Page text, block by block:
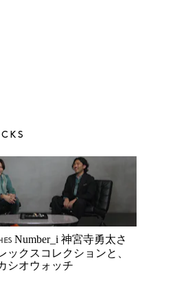
Number_i 神宮寺勇太さ
ックスコレクションと、
シオウォッチ